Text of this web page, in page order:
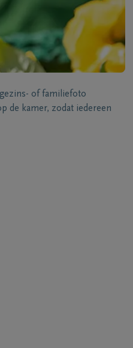
of familiefoto
de kamer, zodat iedereen